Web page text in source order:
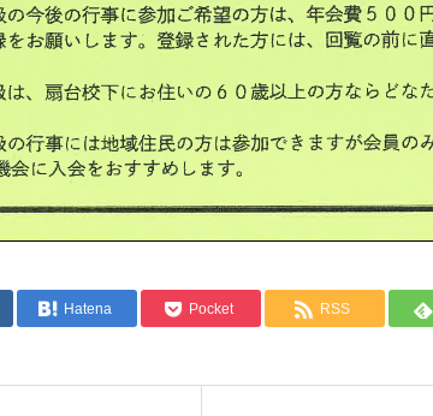
Hatena Pocket RSS